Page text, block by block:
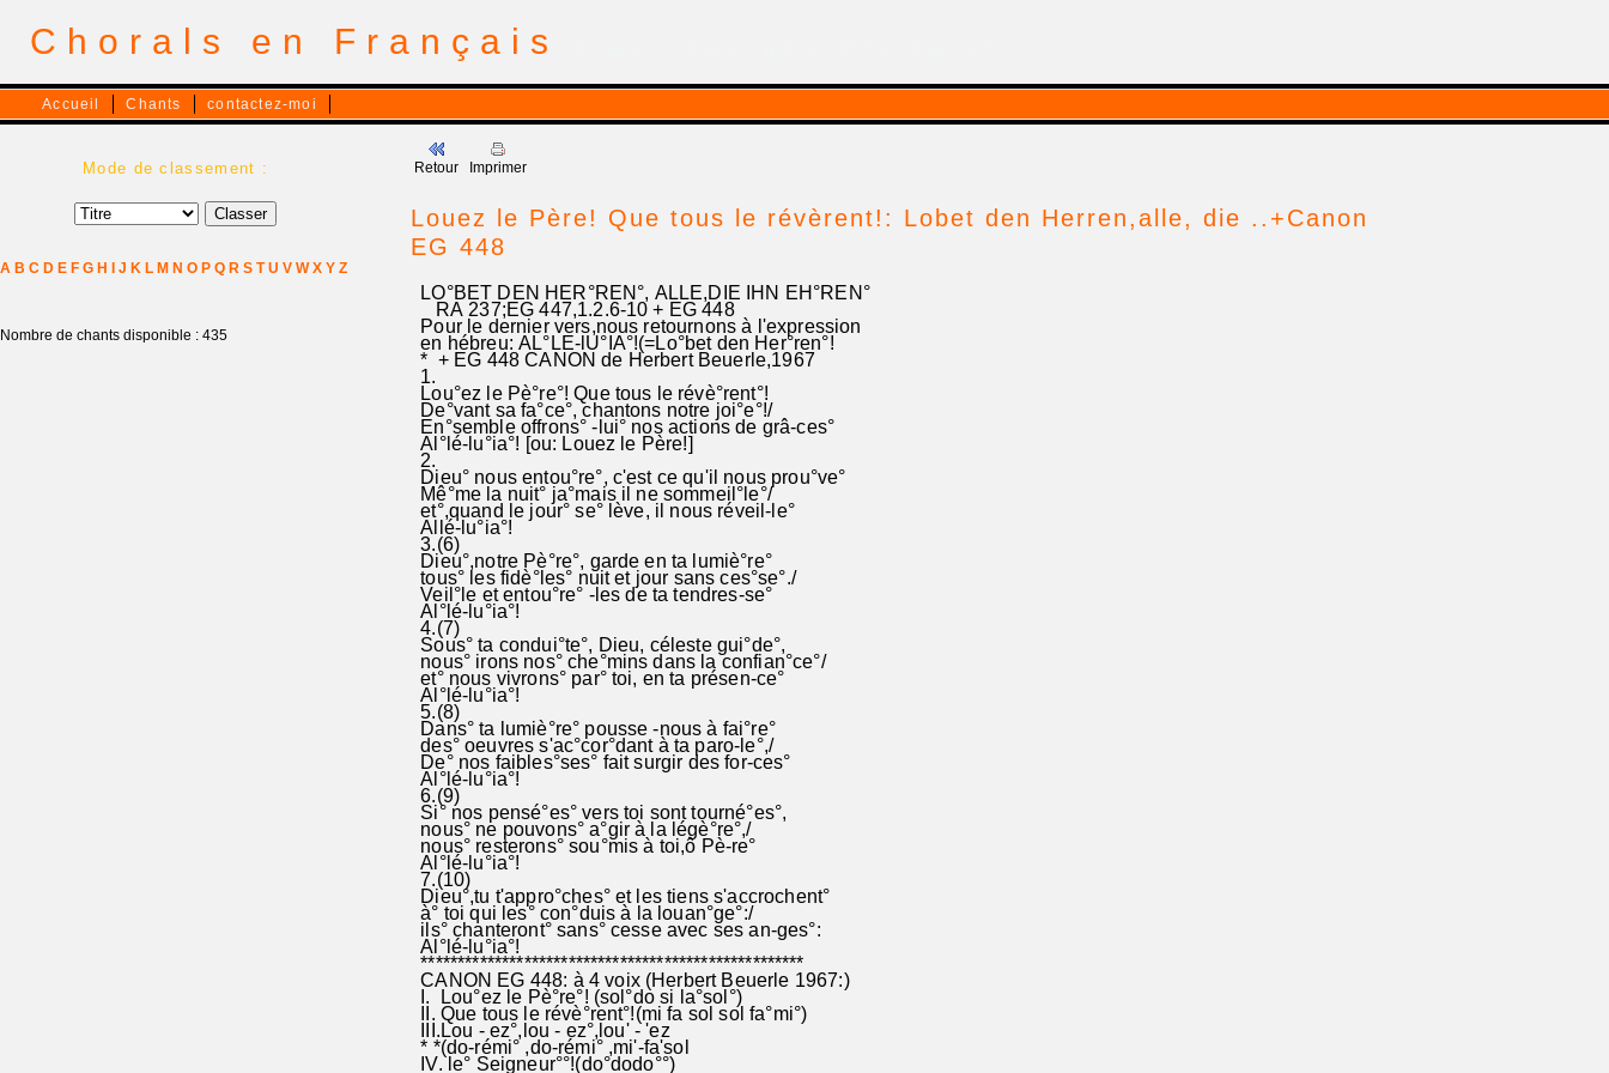
Chorals en Français
Accueil Chants contactez-moi
Mode de classement :
A B C D E F G H J K L M N O P Q R S T U V W X Y Z
Nombre de chants disponible : 435
Retour Imprimer
Louez le Père! Que tous le révèrent!: Lobet den Herren,alle, die ..+Canon
EG 448
LO°BET DEN HER°REN°, ALLE,DIE IHN EH°REN°
RA 237;EG 447,1.2.6-10 + EG 448
Pour le dernier vers,nous retournons à l'expression
en hébreu: AL°LE-lU°IA°!(=Lo°bet den Her°ren°!
* + EG 448 CANON de Herbert Beuerle,1967
1.
Lou°ez le Pè°re°! Que tous le révè°rent°!
De°vant sa fa°ce°, chantons notre joi°e°!/
En°semble offrons° -lui° nos actions de grâ-ces°
Al°lé-lu°ia°! [ou: Louez le Père!]
2.
Dieu° nous entou°re°, c'est ce qu'il nous prou°ve°
Mê°me la nuit° ja°mais il ne sommeil°le°/
et°,quand le jour° se° lève, il nous réveil-le°
Allé-lu°ia°!
3.(6)
Dieu°,notre Pè°re°, garde en ta lumiè°re°
tous° les fidè°les° nuit et jour sans ces°se°./
Veil°le et entou°re° -les de ta tendres-se°
Al°lé-lu°ia°!
4.(7)
Sous° ta condui°te°, Dieu, céleste gui°de°,
nous° irons nos° che°mins dans la confian°ce°/
et° nous vivrons° par° toi, en ta présen-ce°
Al°lé-lu°ia°!
5.(8)
Dans° ta lumiè°re° pousse -nous à fai°re°
des° oeuvres s'ac°cor°dant à ta paro-le°,/
De° nos faibles°ses° fait surgir des for-ces°
Al°lé-lu°ia°!
6.(9)
Si° nos pensé°es° vers toi sont tourné°es°,
nous° ne pouvons° a°gir à la légè°re°,/
nous° resterons° sou°mis à toi,ô Pè-re°
Al°lé-lu°ia°!
7.(10)
Dieu°,tu t'appro°ches° et les tiens s'accrochent°
à° toi qui les° con°duis à la louan°ge°:/
ils° chanteront° sans° cesse avec ses an-ges°:
Al°lé-lu°ia°!
****************************************************
CANON EG 448: à 4 voix (Herbert Beuerle 1967:)
I. Lou°ez le Pè°re°! (sol°do si la°sol°)
II. Que tous le révè°rent°!(mi fa sol sol fa°mi°)
III.Lou - ez°,lou - ez°,lou' - 'ez
* *(do-rémi° ,do-rémi° ,mi'-fa'sol
IV. le° Seigneur°°!(do°dodo°°)